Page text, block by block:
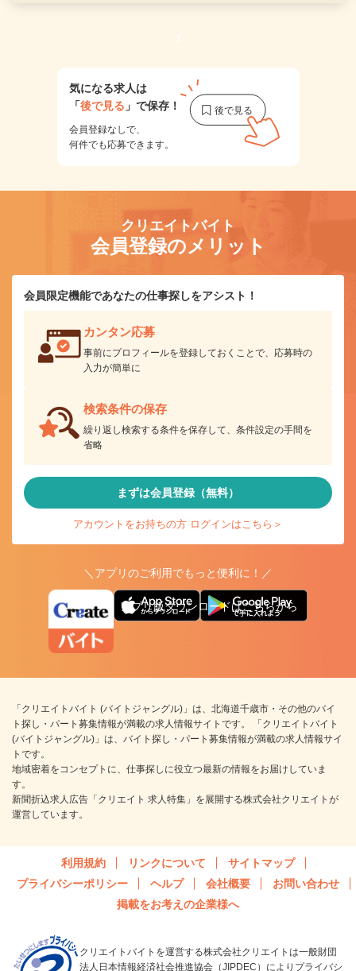
1
気になる求人は
「後で見る 」で保存！
会員登録なしで、
何件でも応募できます。
クリエイトバイト
会員登録のメリット
会員限定機能であなたの仕事探しをアシスト！
カンタン応募
事前にプロフィールを登録しておくことで、応募時の
入力が簡単に
検索条件の保存
繰り返し検索する条件を保存して、条件設定の手間を
省略
まずは会員登録（無料）
アカウントをお持ちの方 ログインはこちら＞
＼アプリのご利用でもっと便利に！／
アプリ版ダウンロードはこちらから
「クリエイトバイト (バイトジャングル)」は、北海道千歳市・その他のバイ
ト探し・パート募集情報が満載の求人情報サイトです。 「クリエイトバイト
(バイトジャングル)」は、バイト探し・パート募集情報が満載の求人情報サイ
トです。
地域密着をコンセプトに、仕事探しに役立つ最新の情報をお届けしていま
す。
新聞折込求人広告「クリエイト 求人特集」を展開する株式会社クリエイトが
運営しています。
利用規約 リンクについて
サイトマップ
プライバシーポリシー
ヘルプ 会社概要
お問い合わせ
掲載をお考えの企業様へ
クリエイトバイトを運営する株式会社クリエイトは一般財団
法人日本情報経済社会推進協会（JIPDEC）によりプライバシ